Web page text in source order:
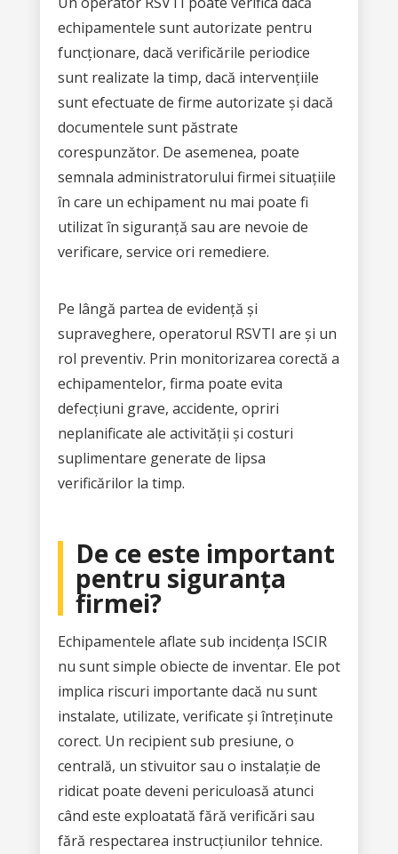
echipamentele sunt autorizate pentru
funcționare, dacă verificările periodice
sunt realizate la timp, dacă intervențiile
sunt efectuate de firme autorizate și dacă
documentele sunt păstrate
corespunzător. De asemenea, poate
semnala administratorului firmei situațiile
în care un echipament nu mai poate fi
utilizat în siguranță sau are nevoie de
verificare, service ori remediere.
Pe lângă partea de evidență și
supraveghere, operatorul RSVTI are și un
rol preventiv. Prin monitorizarea corectă a
echipamentelor, firma poate evita
defecțiuni grave, accidente, opriri
neplanificate ale activității și costuri
suplimentare generate de lipsa
verificărilor la timp.
De ce este important
pentru siguranța
firmei?
Echipamentele aflate sub incidența ISCIR
nu sunt simple obiecte de inventar. Ele pot
implica riscuri importante dacă nu sunt
instalate, utilizate, verificate și întreținute
corect. Un recipient sub presiune, o
centrală, un stivuitor sau o instalație de
ridicat poate deveni periculoasă atunci
când este exploatată fără verificări sau
fără respectarea instrucțiunilor tehnice.